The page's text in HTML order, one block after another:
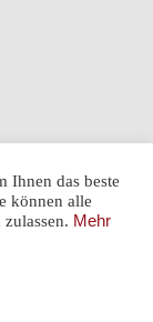
Ihnen das beste
können alle
Mehr